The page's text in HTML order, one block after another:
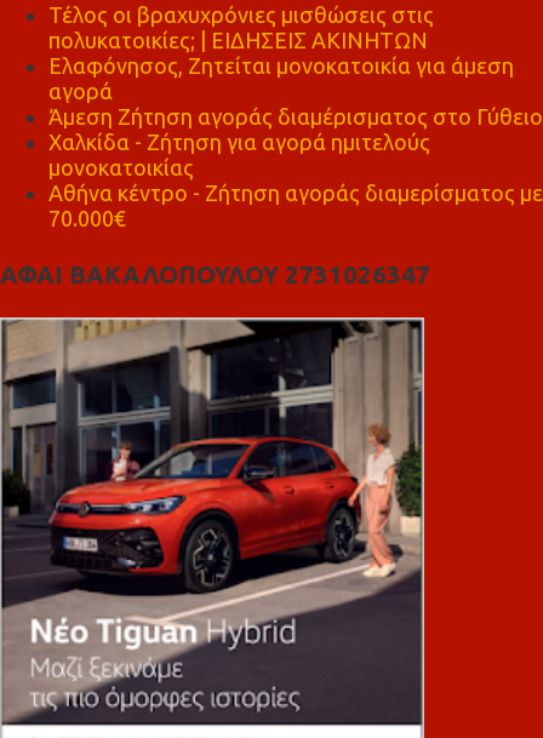
Τέλος οι βραχυχρόνιες μισθώσεις στις
πολυκατοικίες; | ΕΙΔΗΣΕΙΣ ΑΚΙΝΗΤΩΝ
Ελαφόνησος, Ζητείται μονοκατοικία για άμεση
αγορά
Άμεση Ζήτηση αγοράς διαμέρισματος στο Γύθειο
Χαλκίδα - Ζήτηση για αγορά ημιτελούς
μονοκατοικίας
Αθήνα κέντρο - Ζήτηση αγοράς διαμερίσματος με
70.000€
ΑΦΑΙ ΒΑΚΑΛΟΠΟΥΛΟΥ 2731026347